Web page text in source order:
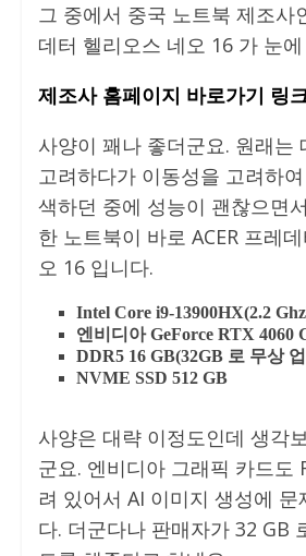
그 중에서 중국 노트북 제조사
데터 헬리오스 네오 16 가 눈
제조사 홈페이지 바로가기 링
사양이 꽤나 좋더군요. 원래는
고려하다가 이동성을 고려하
색하던 중에 성능이 괜찮으면
한 노트북이 바로 ACER 프레
오 16 입니다.
Intel Core i9-13900HX(2.2
엔비디아 GeForce RTX 4060
DDR5 16 GB(32GB 로 무상
NVME SSD 512 GB
사양은 대략 이정도인데 생각
군요. 엔비디아 그래픽 카드도
려 있어서 AI 이미지 생성에 문
다. 더군다나 판매자가 32 GB